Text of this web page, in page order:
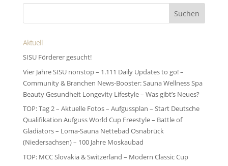
Aktuell
SISU Förderer gesucht!
Vier Jahre SISU nonstop – 1.111 Daily Updates to go! –
Community & Branchen News-Booster: Sauna Wellness Spa
Beauty Gesundheit Longevity Lifestyle – Was gibt’s Neues?
TOP: Tag 2 – Aktuelle Fotos – Aufgussplan – Start Deutsche
Qualifikation Aufguss World Cup Freestyle – Battle of
Gladiators – Loma-Sauna Nettebad Osnabrück
(Niedersachsen) – 100 Jahre Moskaubad
TOP: MCC Slovakia & Switzerland – Modern Classic Cup